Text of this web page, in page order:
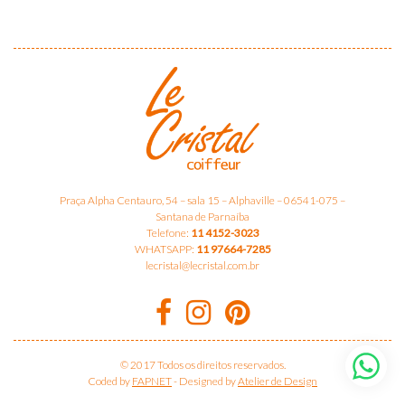
Praça Alpha Centauro, 54 – sala 15 – Alphaville – 06541-075 –
Santana de Parnaíba
Telefone: 11 4152-3023
WHATSAPP: 11 97664-7285
lecristal@lecristal.com.br
© 2017 Todos os direitos reservados.
Coded by FAPNET- Designed byAtelier de Design